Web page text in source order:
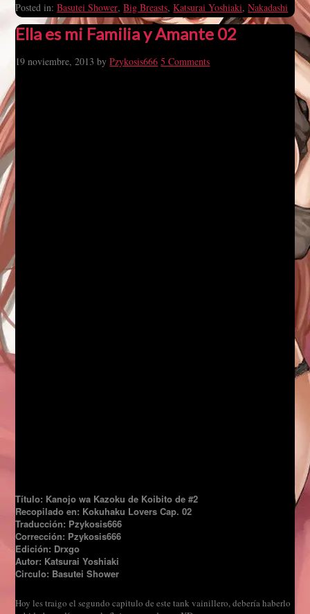
Posted in:Basutei Shower,Big Breasts,Katsurai Yoshiaki,Nakadashi
Ella es mi Familia y Amante 02
19 noviembre, 2013 byPzykosis666 5 Comments
Título: Kanojo wa Kazoku de Koibito de #2
Recopilado en: Kokuhaku Lovers Cap. 02
Traducción: Pzykosis666
Corrección: Pzykosis666
Edición: Drxgo
Autor: Katsurai Yoshiaki
Circulo: Basutei Shower
Hoy les traigo el segundo capitulo de este tank vainillero, debería haberlo